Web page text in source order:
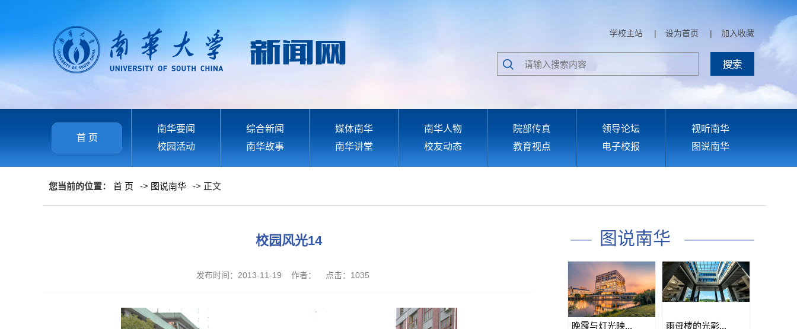
学校主站 | 设为首页 | 加入收藏
首 页
南华要闻 综合新闻 媒体南华 南华人物 院部传真 领导论坛
视听南华
校园活动
南华故事 南华讲堂 校友动态 教育视点 电子校报 图说南华
您当前的位置： 首 页 -> 图说南华 -> 正文
校园风光14
发布时间：2013-11-19 作者： 点击： 1035
图说南华
晚霞与灯光映... 雨母楼的光影...